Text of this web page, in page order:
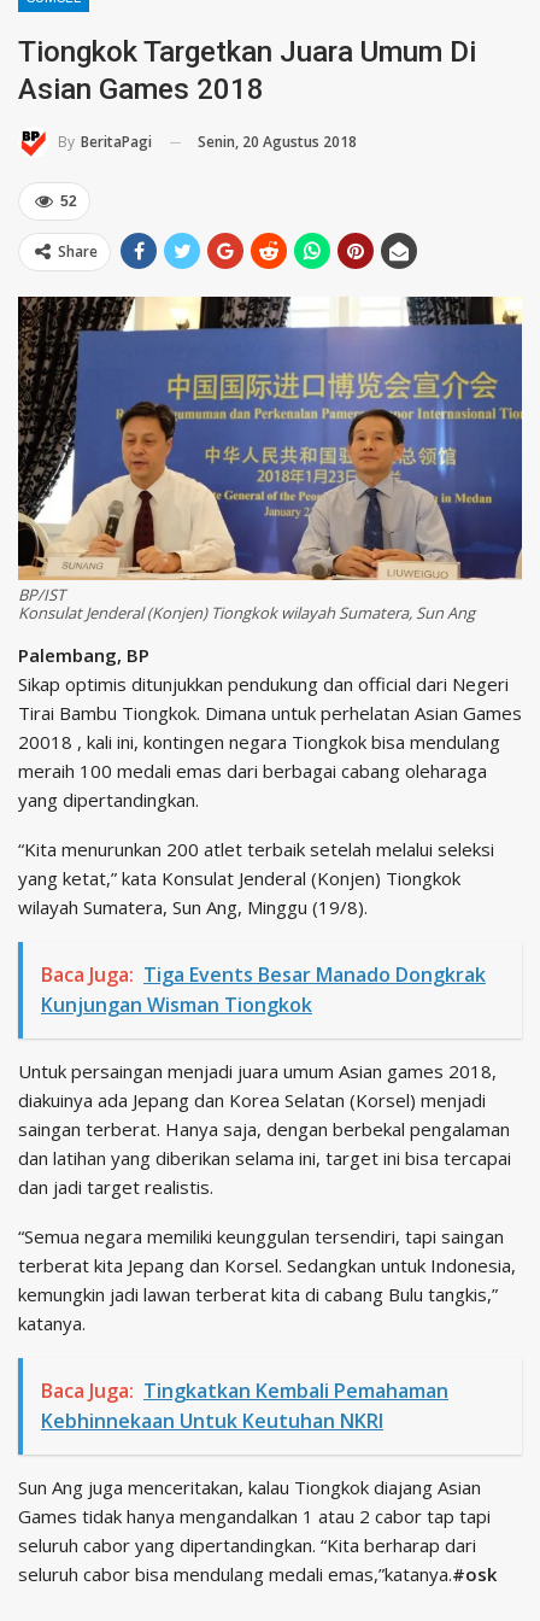
Tiongkok Targetkan Juara Umum Di
Asian Games 2018
By BeritaPagi Senin, 20 Agustus 2018
52
Share
BP/IST
Konsulat Jenderal (Konjen) Tiongkok wilayah Sumatera, Sun Ang
Palembang, BP
Sikap optimis ditunjukkan pendukung dan official dari Negeri
Tirai Bambu Tiongkok. Dimana untuk perhelatan Asian Games
20018 , kali ini, kontingen negara Tiongkok bisa mendulang
meraih 100 medali emas dari berbagai cabang oleharaga
yang dipertandingkan.
“Kita menurunkan 200 atlet terbaik setelah melalui seleksi
yang ketat,” kata Konsulat Jenderal (Konjen) Tiongkok
wilayah Sumatera, Sun Ang, Minggu (19/8).
Baca Juga: Tiga Events Besar Manado Dongkrak
Kunjungan Wisman Tiongkok
Untuk persaingan menjadi juara umum Asian games 2018,
diakuinya ada Jepang dan Korea Selatan (Korsel) menjadi
saingan terberat. Hanya saja, dengan berbekal pengalaman
dan latihan yang diberikan selama ini, target ini bisa tercapai
dan jadi target realistis.
“Semua negara memiliki keunggulan tersendiri, tapi saingan
terberat kita Jepang dan Korsel. Sedangkan untuk Indonesia,
kemungkin jadi lawan terberat kita di cabang Bulu tangkis,”
katanya.
Baca Juga: Tingkatkan Kembali Pemahaman
Kebhinnekaan Untuk Keutuhan NKRI
Sun Ang juga menceritakan, kalau Tiongkok diajang Asian
Games tidak hanya mengandalkan 1 atau 2 cabor tap tapi
seluruh cabor yang dipertandingkan. “Kita berharap dari
seluruh cabor bisa mendulang medali emas,”katanya.#osk